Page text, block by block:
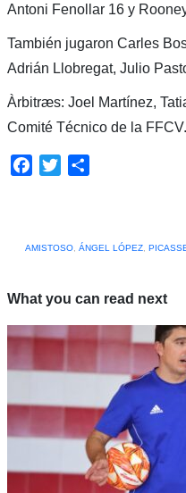
Antoni Fenollar 16 y
También jugaron Carles
Adrián Llobregat, Julio
Àrbitræs: Joel Martínez,
Comité Técnico de la FFCV.
Facebook
Twitter
AMISTOSO, ÁNGEL LÓPEZ,
What you can read next